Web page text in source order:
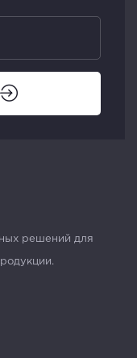
решений для